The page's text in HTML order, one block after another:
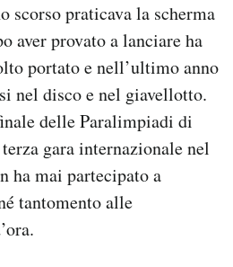
scorso praticava la scherma
aver provato a lanciare ha
portato e nell’ultimo anno
nel disco e nel giavellotto.
delle Paralimpiadi di
gara internazionale nel
ha mai partecipato a
tantomento alle